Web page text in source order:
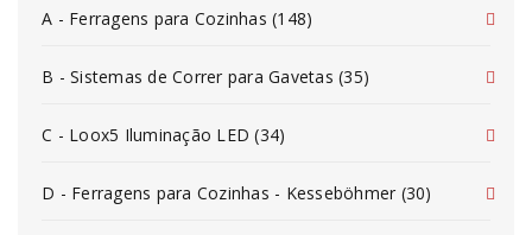
A - Ferragens para Cozinhas (148)
B - Sistemas de Correr para Gavetas (35)
C - Loox5 Iluminação LED (34)
D - Ferragens para Cozinhas - Kesseböhmer (30)